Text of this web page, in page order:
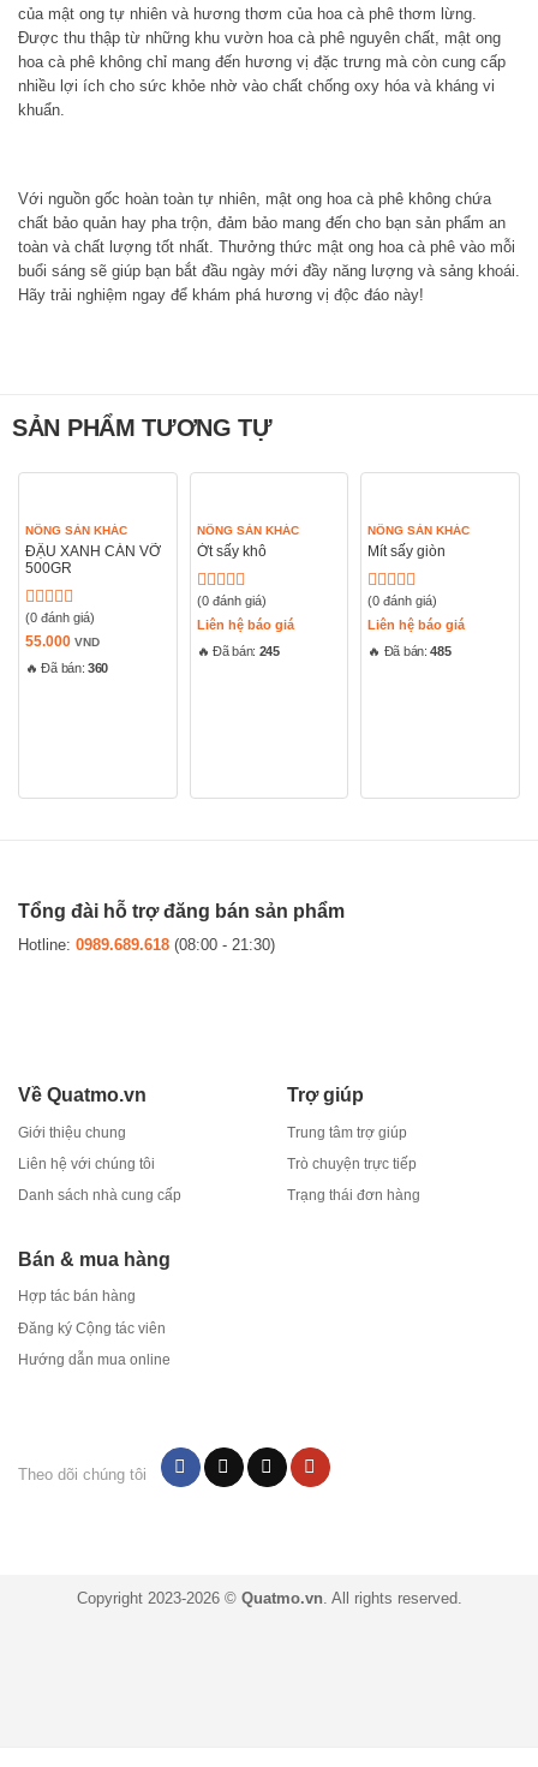
của mật ong tự nhiên và hương thơm của hoa cà phê thơm lừng.
Được thu thập từ những khu vườn hoa cà phê nguyên chất, mật ong
hoa cà phê không chỉ mang đến hương vị đặc trưng mà còn cung cấp
nhiều lợi ích cho sức khỏe nhờ vào chất chống oxy hóa và kháng vi
khuẩn.
Với nguồn gốc hoàn toàn tự nhiên, mật ong hoa cà phê không chứa
chất bảo quản hay pha trộn, đảm bảo mang đến cho bạn sản phẩm an
toàn và chất lượng tốt nhất. Thưởng thức mật ong hoa cà phê vào mỗi
buổi sáng sẽ giúp bạn bắt đầu ngày mới đầy năng lượng và sảng khoái.
Hãy trải nghiệm ngay để khám phá hương vị độc đáo này!
SẢN PHẨM TƯƠNG TỰ
NÔNG SẢN KHÁC
ĐẬU XANH CÁN VỠ
500GR
Được
xếp
0
(0 đánh giá)
55.000 VND
🔥 Đã bán: 360
NÔNG SẢN KHÁC
Ớt sấy khô
Được
xếp
0
(0 đánh giá)
Liên hệ báo giá
🔥 Đã bán: 245
NÔNG SẢN KHÁC
Mít sấy giòn
Được
xếp
0
(0 đánh giá)
Liên hệ báo giá
🔥 Đã bán:485
Tổng đài hỗ trợ đăng bán sản phẩm
Hotline: 0989.689.618 (08:00 - 21:30)
Về Quatmo.vn
Giới thiệu chung
Liên hệ với chúng tôi
Danh sách nhà cung cấp
Trợ giúp
Trung tâm trợ giúp
Trò chuyện trực tiếp
Trạng thái đơn hàng
Bán & mua hàng
Hợp tác bán hàng
Đăng ký Cộng tác viên
Hướng dẫn mua online
Theo dõi chúng tôi
Copyright 2023-2026 © Quatmo.vn. All rights reserved.